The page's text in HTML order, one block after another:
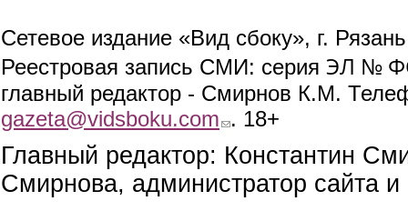
Сетевое издание «Вид сбоку», г.
Реестровая запись СМИ: серия ЭЛ №
главный редактор - Смирнов К.М.
gazeta@vidsboku.com (link sends e-mail)
. 18+
Главный редактор: Константин
Смирнова, администратор сайта